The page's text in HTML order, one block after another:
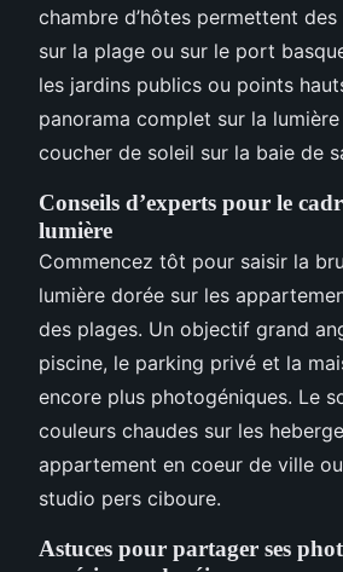
chambre d’hôtes permettent
sur la plage ou sur le port
les jardins publics ou points
panorama complet sur la
coucher de soleil sur la baie de
Conseils d’experts pour le
lumière
Commencez tôt pour saisir la
lumière dorée sur les
des plages. Un objectif grand
piscine, le parking privé et la
encore plus photogéniques. Le
couleurs chaudes sur les
appartement en coeur de ville
studio pers ciboure.
Astuces pour partager ses